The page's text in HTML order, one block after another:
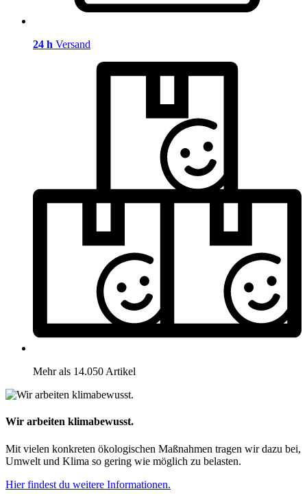
24 h Versand
Mehr als 14.050 Artikel
Wir arbeiten klimabewusst.
Mit vielen konkreten ökologischen Maßnahmen tragen wir dazu bei,
Umwelt und Klima so gering wie möglich zu belasten.
Hier findest du weitere Informationen.